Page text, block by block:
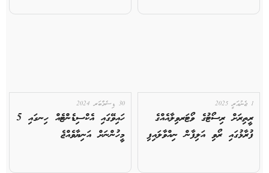
1 ޖެނުއަރީ 2025
ރީތިރަށް ރިސޯޓުގެ ވޯޓަރވިލާއެއްގެ
ފުރާޅުގައި ރޯވި އަލިފާން ނިއްވާލައިފި
30 ޑިސެމްބަރ 2024
ހައިވޭގައި އެކްސިޑެންޓެއް ހިނގައި 5
މީހުންނަށް އަނިޔާވެއްޖެ